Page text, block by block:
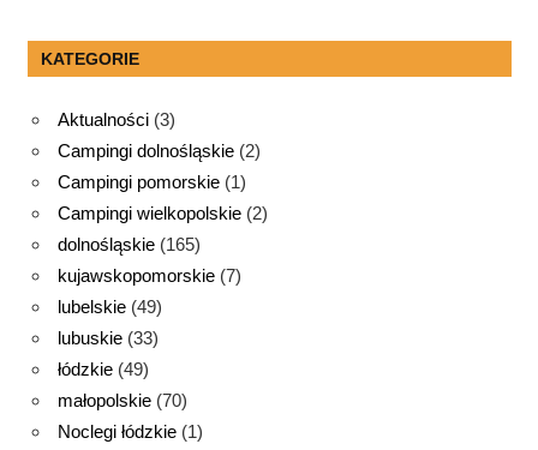
KATEGORIE
Aktualności (3)
Campingi dolnośląskie (2)
Campingi pomorskie (1)
Campingi wielkopolskie (2)
dolnośląskie (165)
kujawskopomorskie (7)
lubelskie (49)
lubuskie (33)
łódzkie (49)
małopolskie (70)
Noclegi łódzkie (1)